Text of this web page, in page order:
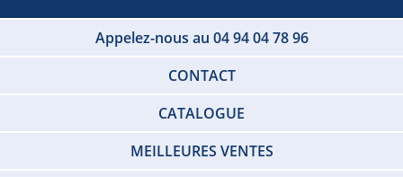
Appelez-nous au 04 94 04 78 96
CONTACT
CATALOGUE
MEILLEURES VENTES